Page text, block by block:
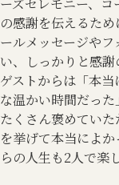
の感謝を伝えるた
ールメッセージや
い、しっかりと感謝
ゲストからは「本
な温かい時間だっ
たくさん褒めてい
を挙げて本当によ
らの人生も2人で楽